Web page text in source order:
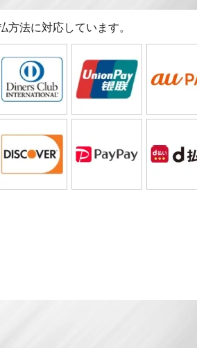
法に対応しています。